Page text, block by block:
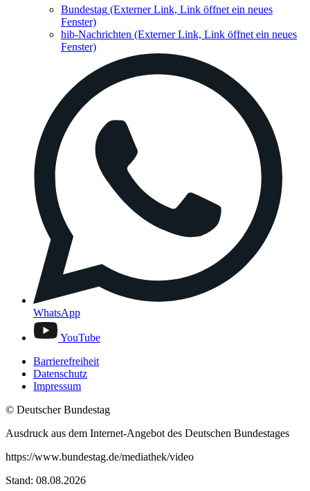
Bundestag (Externer Link, Link öffnet ein neues
Fenster)
hib-Nachrichten (Externer Link, Link öffnet ein neues
Fenster)
WhatsApp
YouTube
Barrierefreiheit
Datenschutz
Impressum
© Deutscher Bundestag
Ausdruck aus dem Internet-Angebot des Deutschen Bundestages
https://www.bundestag.de/mediathek/video
Stand: 08.08.2026